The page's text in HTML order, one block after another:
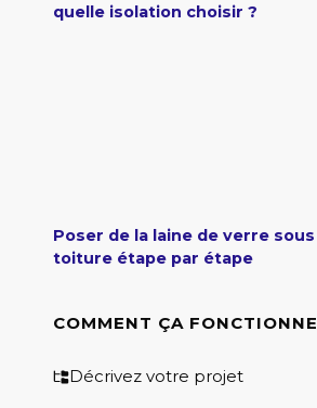
quelle isolation choisir ?
Poser de la laine de verre sous
toiture étape par étape
COMMENT ÇA FONCTIONNE
Décrivez votre projet